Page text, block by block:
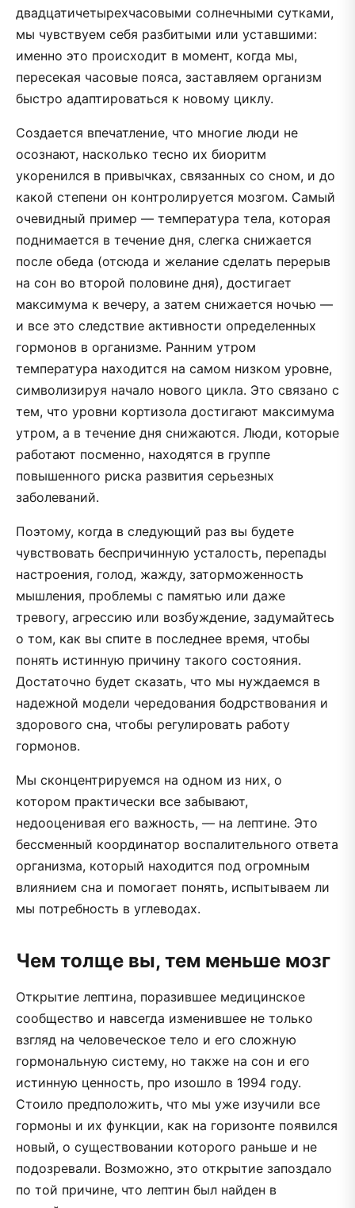
двадцатичетырехчасовыми солнечными сутками,
мы чувствуем себя разбитыми или уставшими:
именно это происходит в момент, когда мы,
пересекая часовые пояса, заставляем организм
быстро адаптироваться к новому циклу.
Создается впечатление, что многие люди не
осознают, насколько тесно их биоритм
укоренился в привычках, связанных со сном, и до
какой степени он контролируется мозгом. Самый
очевидный пример — температура тела, которая
поднимается в течение дня, слегка снижается
после обеда (отсюда и желание сделать перерыв
на сон во второй половине дня), достигает
максимума к вечеру, а затем снижается ночью —
и все это следствие активности определенных
гормонов в организме. Ранним утром
температура находится на самом низком уровне,
символизируя начало нового цикла. Это связано с
тем, что уровни кортизола достигают максимума
утром, а в течение дня снижаются. Люди, которые
работают посменно, находятся в группе
повышенного риска развития серьезных
заболеваний.
Поэтому, когда в следующий раз вы будете
чувствовать беспричинную усталость, перепады
настроения, голод, жажду, заторможенность
мышления, проблемы с памятью или даже
тревогу, агрессию или возбуждение, задумайтесь
о том, как вы спите в последнее время, чтобы
понять истинную причину такого состояния.
Достаточно будет сказать, что мы нуждаемся в
надежной модели чередования бодрствования и
здорового сна, чтобы регулировать работу
гормонов.
Мы сконцентрируемся на одном из них, о
котором практически все забывают,
недооценивая его важность, — на лептине. Это
бессменный координатор воспалительного ответа
организма, который находится под огромным
влиянием сна и помогает понять, испытываем ли
мы потребность в углеводах.
Чем толще вы, тем меньше мозг
Открытие лептина, поразившее медицинское
сообщество и навсегда изменившее не только
взгляд на человеческое тело и его сложную
гормональную систему, но также на сон и его
истинную ценность, про­ изошло в 1994 году.
Стоило предположить, что мы уже изучили все
гормоны и их функции, как на горизонте появился
новый, о существовании которого раньше и не
подозревали. Возможно, это открытие запоздало
по той причине, что лептин был найден в